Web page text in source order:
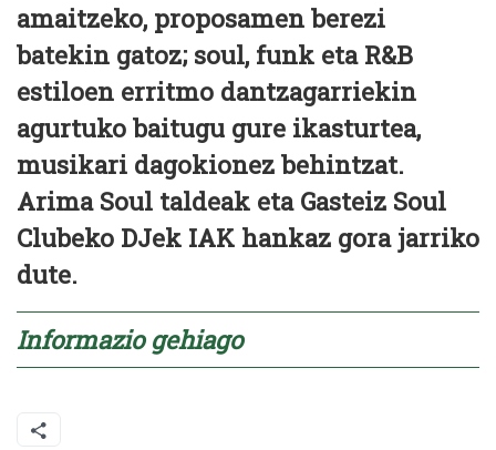
amaitzeko, proposamen berezi
batekin gatoz; soul, funk eta R&B
estiloen erritmo dantzagarriekin
agurtuko baitugu gure ikasturtea,
musikari dagokionez behintzat.
Arima Soul taldeak eta Gasteiz Soul
Clubeko DJek IAK hankaz gora jarriko
dute.
Informazio gehiago